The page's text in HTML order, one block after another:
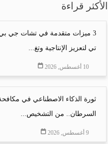
الأكثر قراءة
3 ميزات متقدمة في تشات جي
تي لتعزيز الإنتاجية وتغ...
10 أغسطس, 2026
ثورة الذكاء الاصطناعي في
السرطان.. من التشخيص...
9 أغسطس, 2026